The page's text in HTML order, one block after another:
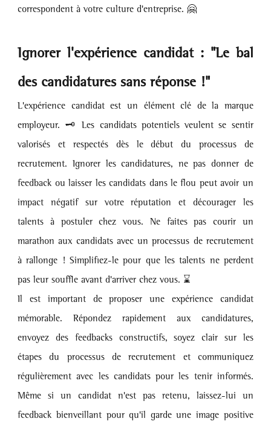
correspondent à votre culture d'entreprise. 🤗
Ignorer l'expérience candidat : "Le bal
des candidatures sans réponse !"
L'expérience candidat est un élément clé de la marque
employeur. 🗝️ Les candidats potentiels veulent se sentir
valorisés et respectés dès le début du processus de
recrutement. Ignorer les candidatures, ne pas donner de
feedback ou laisser les candidats dans le flou peut avoir un
impact négatif sur votre réputation et décourager les
talents à postuler chez vous. Ne faites pas courir un
marathon aux candidats avec un processus de recrutement
à rallonge ! Simplifiez-le pour que les talents ne perdent
pas leur souffle avant d'arriver chez vous. ⌛️
Il est important de proposer une expérience candidat
mémorable. Répondez rapidement aux candidatures,
envoyez des feedbacks constructifs, soyez clair sur les
étapes du processus de recrutement et communiquez
régulièrement avec les candidats pour les tenir informés.
Même si un candidat n'est pas retenu, laissez-lui un
feedback bienveillant pour qu'il garde une image positive